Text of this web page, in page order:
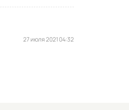
27 июля 2021 04:32